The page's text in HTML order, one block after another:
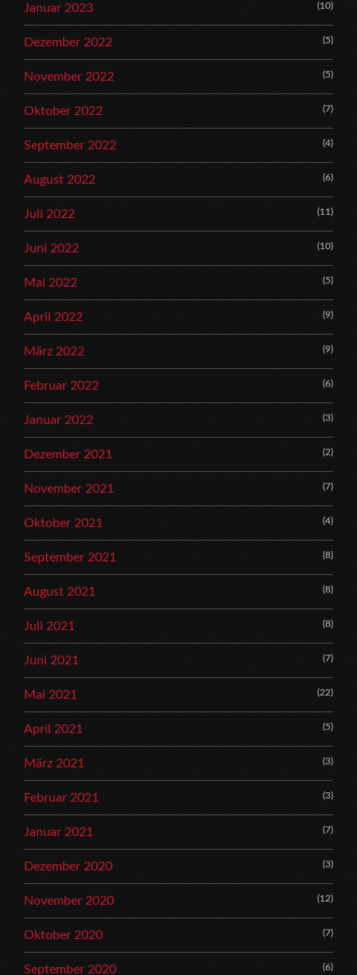
Januar 2023 (10)
Dezember 2022 (5)
November 2022 (5)
Oktober 2022 (7)
September 2022 (4)
August 2022 (6)
Juli 2022 (11)
Juni 2022 (10)
Mai 2022 (5)
April 2022 (9)
März 2022 (9)
Februar 2022 (6)
Januar 2022 (3)
Dezember 2021 (2)
November 2021 (7)
Oktober 2021 (4)
September 2021 (8)
August 2021 (8)
Juli 2021 (8)
Juni 2021 (7)
Mai 2021 (22)
April 2021 (5)
März 2021 (3)
Februar 2021 (3)
Januar 2021 (7)
Dezember 2020 (3)
November 2020 (12)
Oktober 2020 (7)
September 2020 (6)